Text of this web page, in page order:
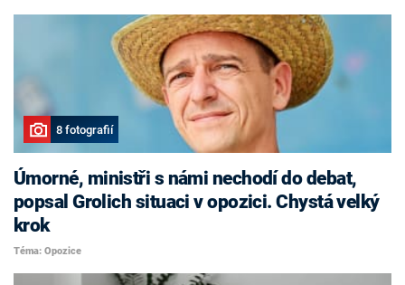
8 fotografií
Úmorné, ministři s námi nechodí do debat,
popsal Grolich situaci v opozici. Chystá velký
krok
Téma: Opozice